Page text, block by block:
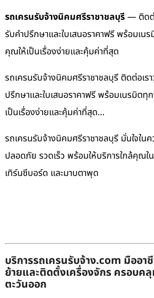
รถเครนรับจ้างนิคมศรีราชาชลบุรี— ติดต่
รับคำปรึกษาและใบเสนอราคาฟรี พร้อมเน
คุณให้เป็นเรื่องง่ายและคุ้มค่าที่สุด
รถเครนรับจ้างนิคมศรีราชาชลบุรี ติดต่อเร
ปรึกษาและใบเสนอราคาฟรี พร้อมเนรมิต
เป็นเรื่องง่ายและคุ้มค่าที่สุด…
รถเครนรับจ้างนิคมศรีราชาชลบุรี มั่นใจใน
ปลอดภัย รวดเร็ว พร้อมให้บริการใกล้คุณ
เทิร์นซีบอร์ด และมาบตาพุด
บริการรถเครนรับจ้าง.com มืออา
ย้ายและติดตั้งเครื่องจักร ครอบค
ตะวันออก